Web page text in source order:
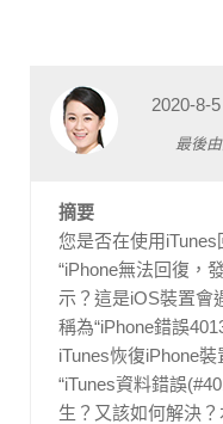
2020-8-5
最後由
摘要
您是否在使用
“iPhone無法回復，
示？這是iOS裝置會
稱為“iPhone錯誤
iTunes恢復iPhone
“iTunes資料錯誤
生？又該如何解決